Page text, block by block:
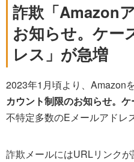
詐欺「Amazon
お知らせ。ケー
レス」が急増
2023年1月頃より、Amazon
カウント制限のお知らせ。
不特定多数のEメールアドレ
詐欺メールにはURLリンク